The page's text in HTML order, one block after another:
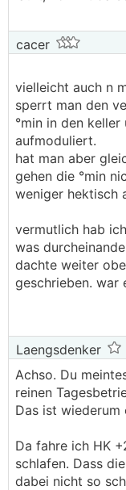
cacer
vielleicht auch n
sperrt man den
°min in den
aufmoduliert.
hat man aber
gehen die °min
weniger hektisch
vermutlich hab
was
dachte weiter
geschrieben. war
Laengsdenker
Achso. Du
reinen
Das ist wiederum
Da fahre ich HK
schlafen. Dass
dabei nicht so